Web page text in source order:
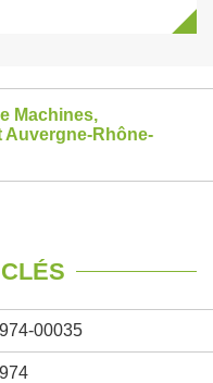
Machines,
Auvergne-Rhône-
00035